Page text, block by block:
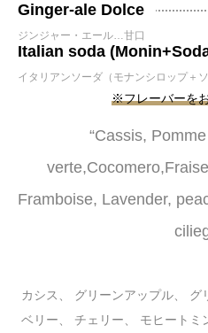
Ginger-ale Dolce
ジンジャー・エール…甘口
Italian soda
イタリアンソーダ（モナンシロップ＋ソ
※フレーバーを
“Cassis,
Framboise, Lavender,
カシス、 グリーンアップル、 グ
ベリー、 チェリー、 モヒートミ